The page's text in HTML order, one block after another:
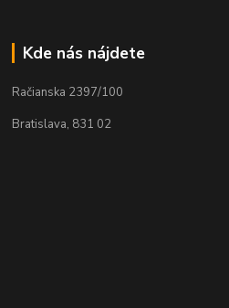
Kde nás nájdete
Račianska 2397/100
Bratislava, 831 02